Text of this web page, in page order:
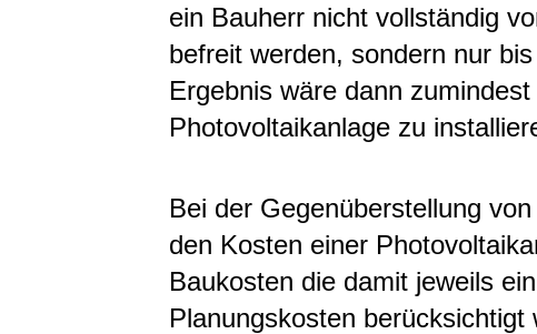
ein Bauherr nicht vollständig
befreit werden, sondern nur
Ergebnis wäre dann
Photovoltaikanlage zu
Bei der Gegenüberstellung
den Kosten einer
Baukosten die damit jeweils
Planungskosten berücksichtigt